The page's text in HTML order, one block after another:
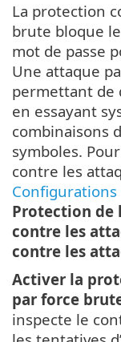
La protection
brute bloque
mot de passe
Une attaque
permettant de
en essayant
combinaisons
symboles.
contre les
Configurations
Protection de
contre les
contre les
Activer la
par force
inspecte le